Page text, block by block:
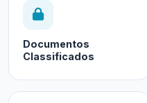
Documentos
Classificados